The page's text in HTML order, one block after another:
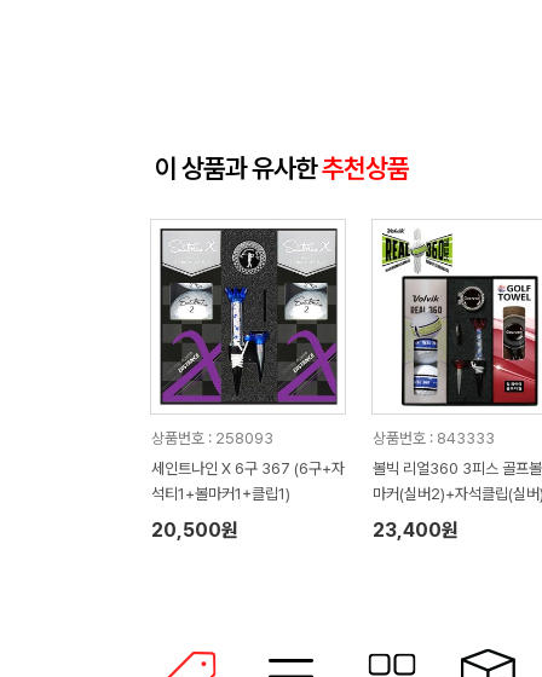
이 상품과 유사한추천상품
상품번호 : 258093
세인트나인 X 6구 367 (6구+자
석티1+볼마커1+클립1)
20,500원
상품번호 : 843333
볼빅 리얼360 3피스 골프
마커(실버2)+자석클립(실버
+자석티(2)+골프타월 세트
23,400원